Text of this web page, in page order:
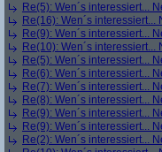
Re(5): Wen´s interessiert...
Re(16): Wen´s interessiert...
Re(9): Wen´s interessiert...
Re(10): Wen´s interessiert...
Re(5): Wen´s interessiert...
Re(6): Wen´s interessiert...
Re(7): Wen´s interessiert...
Re(8): Wen´s interessiert...
Re(9): Wen´s interessiert...
Re(9): Wen´s interessiert...
Re(2): Wen´s interessiert...